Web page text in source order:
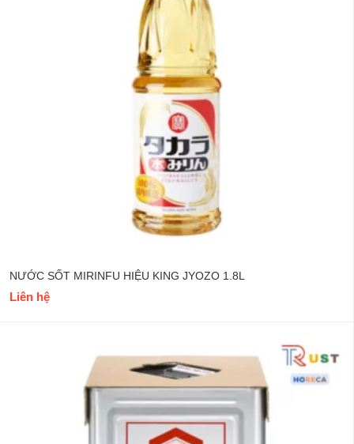
NƯỚC SỐT MIRINFU HIỆU KING JYOZO 1.8L
Liên hệ